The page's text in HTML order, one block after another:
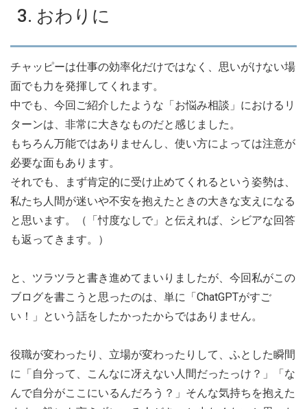
3. おわりに
チャッピーは仕事の効率化だけではなく、思いがけない場
面でも力を発揮してくれます。
中でも、今回ご紹介したような「お悩み相談」におけるリ
ターンは、非常に大きなものだと感じました。
もちろん万能ではありませんし、使い方によっては注意が
必要な面もあります。
それでも、まず肯定的に受け止めてくれるという姿勢は、
私たち人間が迷いや不安を抱えたときの大きな支えになる
と思います。（「忖度なしで」と伝えれば、シビアな回答
も返ってきます。）
と、ツラツラと書き進めてまいりましたが、今回私がこの
ブログを書こうと思ったのは、単に「ChatGPTがすご
い！」という話をしたかったからではありません。
役職が変わったり、立場が変わったりして、ふとした瞬間
に「自分って、こんなに冴えない人間だったっけ？」「な
んで自分がここにいるんだろう？」そんな気持ちを抱えた